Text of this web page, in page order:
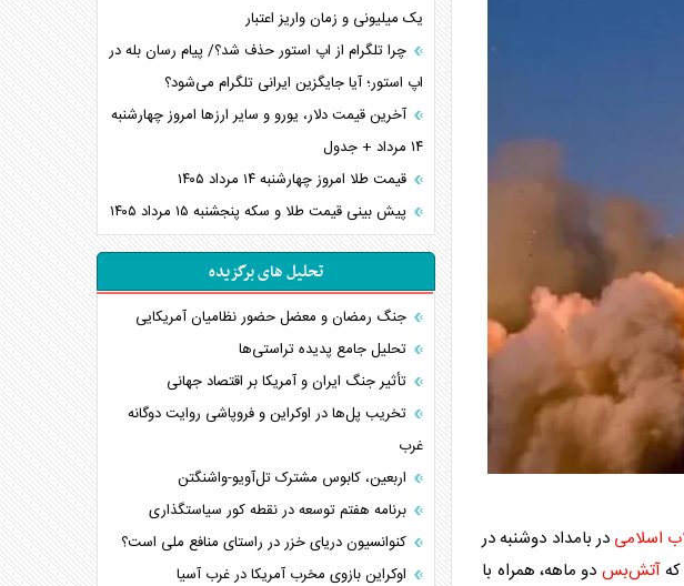
اسلامی در بامداد دوشنبه در
کهآتش‌بس دو ماهه، همراه با
یک میلیونی و زمان واریز اعتبار
چرا تلگرام از اپ استور حذف شد؟/ پیام رسان بله در
اپ استور؛ آیا جایگزین ایرانی تلگرام می‌شود؟
آخرین قیمت دلار، یورو و سایر ارز‌ها امروز چهارشنبه
۱۴ مرداد + جدول
قیمت طلا امروز چهارشنبه ۱۴ مرداد ۱۴۰۵
پیش بینی قیمت طلا و سکه پنجشنبه ۱۵ مرداد ۱۴۰۵
تحلیل های برگزیده
جنگ رمضان و معضل حضور نظامیان آمریکایی
تحلیل جامع پدیده تراستی‌ها
تأثیر جنگ ایران و آمریکا بر اقتصاد جهانی
تخریب پل‌ها در اوکراین و فروپاشی روایت دوگانه
غرب
اربعین، کابوس مشترک تل‌آویو-واشنگتن
برنامه هفتم توسعه در نقطه کور سیاستگذاری
کنوانسیون دریای خزر در راستای منافع ملی است؟
اوکراین بازوی مخرب آمریکا در غرب آسیا